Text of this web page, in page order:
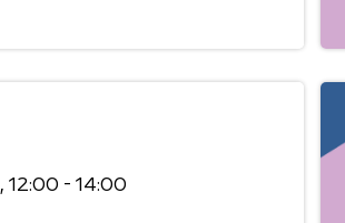
12:00 - 14:00